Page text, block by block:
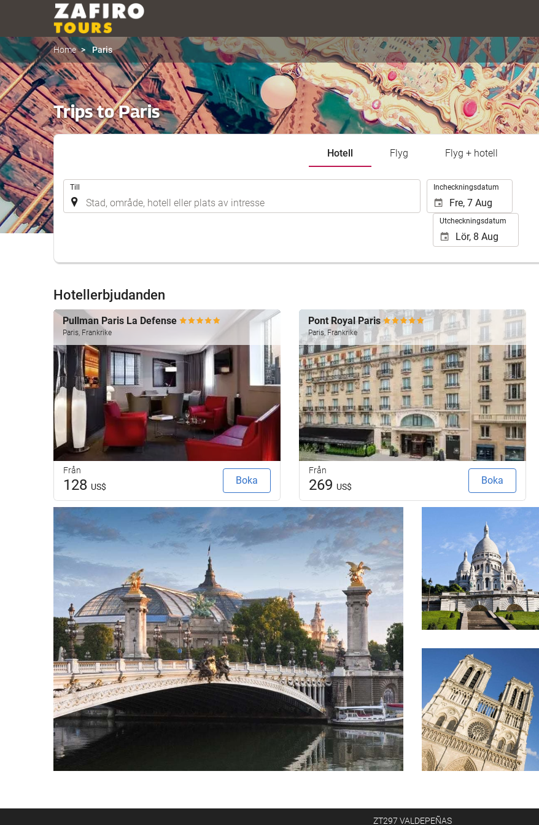
Home Paris
Trips to Paris
Hotell Flyg Flyg + hotell
Till Incheckningsdatum
Utcheckningsdatum
Hotellerbjudanden
Pullman Paris La Defense
Paris, Frankrike
Från
128 US$
Boka
Pont Royal Paris
Paris, Frankrike
Från
269 US$
Boka
ZT297 VALDEPEÑAS